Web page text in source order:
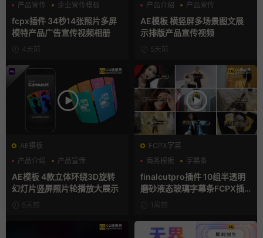
产品宣传
企业宣传模板
分屏模板
fcpx插件 34秒14张照片多屏
模特产品广告宣传视频相册
4天前
产品介绍
产品宣传
产品展示
AE模板 横竖屏多场景图文展
示排版产品宣传视频
5天前
AE模板
产品介绍
产品宣传
产品展示
AE模板 4款立体环绕3D旋转
幻灯片竖屏照片轮播放大展示
5天前
FCPX字幕
商务模板
字幕条
finalcutpro插件 10组半透明
磨砂液态玻璃字幕条FCPX插
1周前